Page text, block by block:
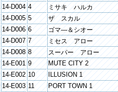
14-D004 4
ミサキ ハルカ
14-D005 5
ザ スカル
14-D006 6
ゴマ―＆シオー
14-D007 7
ミセス アロー
14-D008 8
スーパー アロー
14-E001 9
MUTE CITY 2
14-E002 10
ILLUSION 1
14-E003 11
PORT TOWN 1